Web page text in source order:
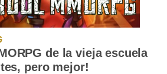
de la vieja escuela
pero mejor!